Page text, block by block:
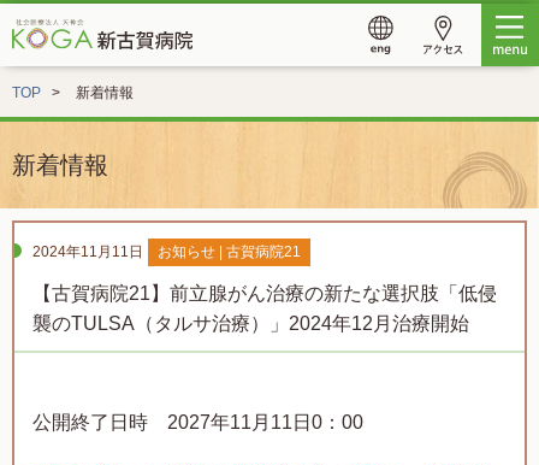
TOP 新着情報
新着情報
2024年11月11日 お知らせ | 古賀病院21
【古賀病院21】前立腺がん治療の新たな選択肢「低侵
襲のTULSA（タルサ治療）」2024年12月治療開始
公開終了日時 2027年11月11日0：00